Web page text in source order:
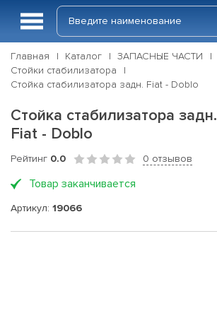
Главная Каталог ЗАПАСНЫЕ ЧАСТИ
Стойки стабилизатора
Стойка стабилизатора задн. Fiat - Doblo
Стойка стабилизатора задн.
Fiat - Doblo
Рейтинг 0.0 0 отзывов
Товар заканчивается
Артикул: 19066